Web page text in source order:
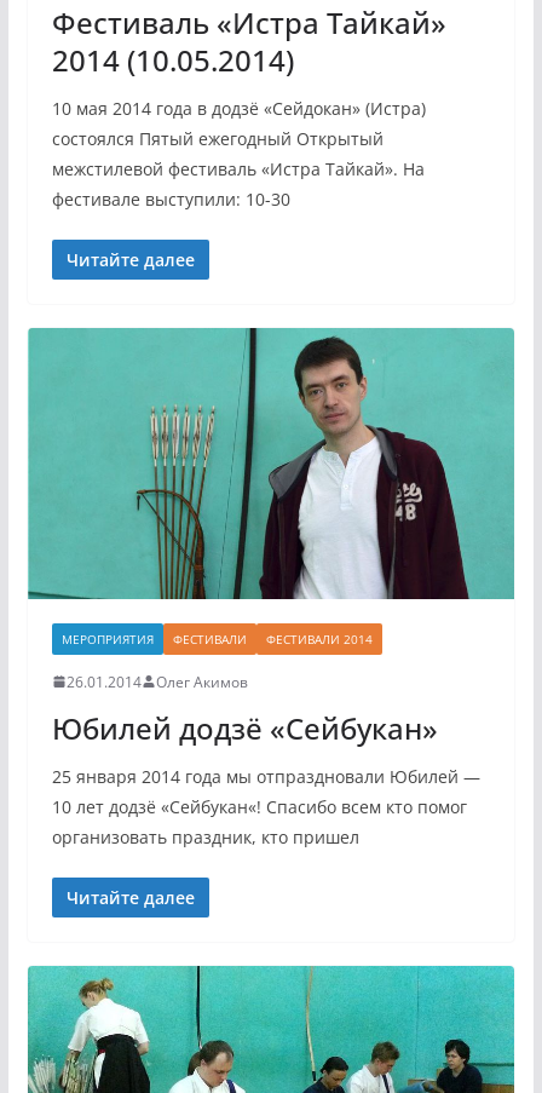
Фестиваль «Истра Тайкай»
2014 (10.05.2014)
10 мая 2014 года в додзё «Сейдокан» (Истра)
состоялся Пятый ежегодный Открытый
межстилевой фестиваль «Истра Тайкай». На
фестивале выступили: 10-30
Читайте далее
МЕРОПРИЯТИЯ ФЕСТИВАЛИ ФЕСТИВАЛИ 2014
26.01.2014 Олег Акимов
Юбилей додзё «Сейбукан»
25 января 2014 года мы отпраздновали Юбилей —
10 лет додзё «Сейбукан«! Спасибо всем кто помог
организовать праздник, кто пришел
Читайте далее